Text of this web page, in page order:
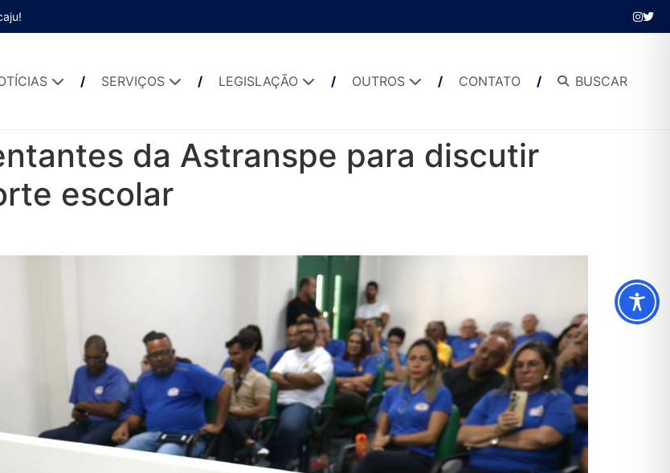
SERVIÇOS LEGISLAÇÃO OUTROS CONTATO BUSCAR
da Astranspe para discutir
escolar